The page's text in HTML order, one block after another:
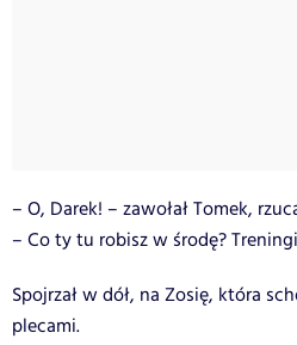
– O, Darek! – zawołał Tomek,
– Co ty tu robisz w środę?
Spojrzał w dół, na Zosię, która
plecami.